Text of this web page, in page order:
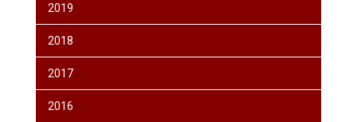
2019
2018
2017
2016